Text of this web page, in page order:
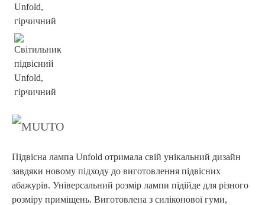
Підвісна лампа Unfold отримала свій унікальний дизайн
завдяки новому підходу до виготовлення підвісних
абажурів. Універсальний розмір лампи підійде для різного
розміру приміщень. Виготовлена з силіконової гуми,